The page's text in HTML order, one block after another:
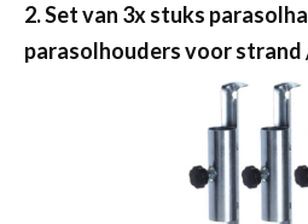
2. Set van 3x stuks
parasolhouders voor strand